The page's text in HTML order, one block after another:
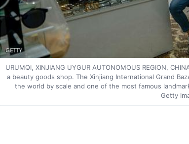
URUMQI, XINJIANG UYGUR AUTONOMOUS REGION,
a beauty goods shop. The Xinjiang International Grand
the world by scale and one of the most famous
Getty